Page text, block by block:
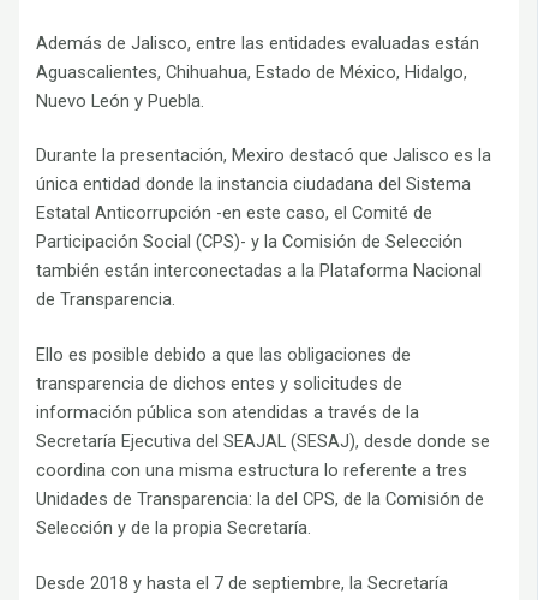
Además de Jalisco, entre las entidades evaluadas están
Aguascalientes, Chihuahua, Estado de México, Hidalgo,
Nuevo León y Puebla.
Durante la presentación, Mexiro destacó que Jalisco es la
única entidad donde la instancia ciudadana del Sistema
Estatal Anticorrupción -en este caso, el Comité de
Participación Social (CPS)- y la Comisión de Selección
también están interconectadas a la Plataforma Nacional
de Transparencia.
Ello es posible debido a que las obligaciones de
transparencia de dichos entes y solicitudes de
información pública son atendidas a través de la
Secretaría Ejecutiva del SEAJAL (SESAJ), desde donde se
coordina con una misma estructura lo referente a tres
Unidades de Transparencia: la del CPS, de la Comisión de
Selección y de la propia Secretaría.
Desde 2018 y hasta el 7 de septiembre, la Secretaría